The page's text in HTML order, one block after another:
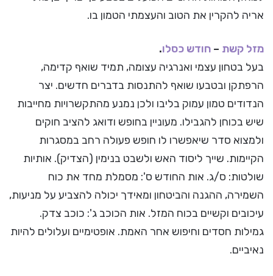
אריה להקרין את הטוב והעצמתי הטמון בו.
מזל קשת – חודש כסלו.
בעל בטחון עצמי ואנרגיה עצומה, תמיד שואף קדימה,
הרפתקן ובטבעו שואף להתנסות בדברים חדשים. יצר
הנדודים טמון עמוק בליבו ולכן נמנע מהתקשרויות מחייבות
שיש בכוחן להגבילו. מעוניין בחופש ודואג להציב חוקים
ולמצוא סדר שיאפשרו לו חופש פעולה רחב במסגרות
הקיימות. שייך ליסוד האש ולשבט בנימין (הצדיק). אותיות
שולטות: ס/ג. אות החודש ס': מסמלת מחד את כוח
השמירה, ההגנה והביטחון ומאידך יכולה להצביע על מניעות,
עיכובים וקשיים בכוח המזל. אות הכוכב ג': כוכב צדק.
גמילות חסדים וחיפוש אחר האמת. אופטימיים ועלולים להיות
נאיביים.